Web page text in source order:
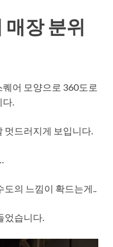
매장 분위
어 모양으로 360도로
다.
멋드러지게 보입니다.
도의 느낌이 확드는게..
었습니다.